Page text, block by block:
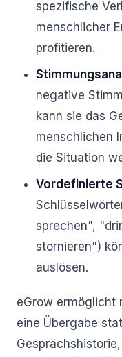
spezifische
menschlicher
profitieren.
negative
kann sie das
menschlichen
die Situation
Vordefinierte
sprechen",
stornieren")
auslösen.
eGrow ermöglicht
eine Übergabe